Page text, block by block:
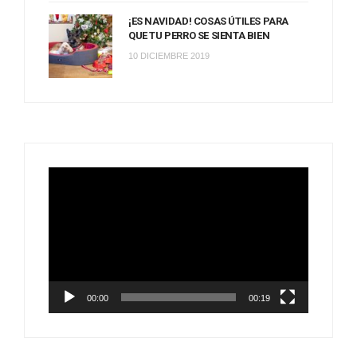
¡ES NAVIDAD! COSAS ÚTILES PARA
QUE TU PERRO SE SIENTA BIEN
10 DICIEMBRE 2019
00:00 00:19